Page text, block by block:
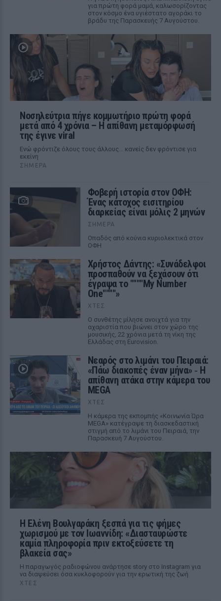
για πρώτη φορά μαμά, καλωσορίζοντας
στον κόσμο ένα υγιέστατο αγοράκι το
βράδυ της Παρασκευής 7 Αυγούστου.
Νοσηλεύτρια πήγε κομμωτήριο πρώτη φορά
μετά από 4 χρόνια – Η απίθανη μεταμόρφωσή
της έγινε viral
Ενώ φρόντιζε όλους τους άλλους... κανείς δεν φρόντισε για
εκείνη
ΣΉΜΕΡΑ
Φοβερή ιστορία στον ΟΦΗ:
Ένας κάτοχος εισιτηρίου
διαρκείας είναι μόλις 2 μηνών
ΣΉΜΕΡΑ
Οπαδός από κούνια κυριολεκτικά στον
ΟΦΗ
Χρήστος Δάντης: «Συνάδελφοι
προσπαθούν να ξεχάσουν ότι
έγραψα το """"My Number
One""""»
ΧΤΕΣ
Ο συνθέτης μίλησε ανοιχτά για την
αχαριστία που βιώνει στον χώρο της
μουσικής, 22 χρόνια μετά τη νίκη της
Ελλάδας στη Eurovision.
Νεαρός στο λιμάνι του Πειραιά:
«Πάω διακοπές έναν μήνα» ‑ Η
απίθανη ατάκα στην κάμερα του
MEGA
ΧΤΕΣ
Η κάμερα της εκπομπής «Κοινωνία Ώρα
MEGA» κατέγραψε τη διασκεδαστική
στιγμή από το λιμάνι του Πειραιά, την
Παρασκευή 7 Αυγούστου.
Η Ελένη Βουλγαράκη ξεσπά για τις φήμες
χωρισμού με τον Ιωαννίδη: «Διασταυρώστε
καμία πληροφορία πριν εκτοξεύσετε τη
βλακεία σας»
Η παραγωγός ραδιοφώνου ανάρτησε story στο Instagram για
να διαψεύσει όσα κυκλοφορούν για την ερωτική της ζωή
ΧΤΕΣ